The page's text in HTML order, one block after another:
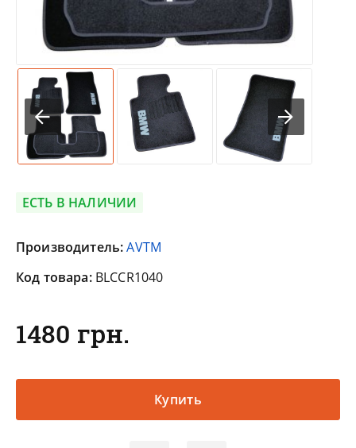
ЕСТЬ В НАЛИЧИИ
Производитель:AVTM
Код товара: BLCCR1040
1480 грн.
Купить